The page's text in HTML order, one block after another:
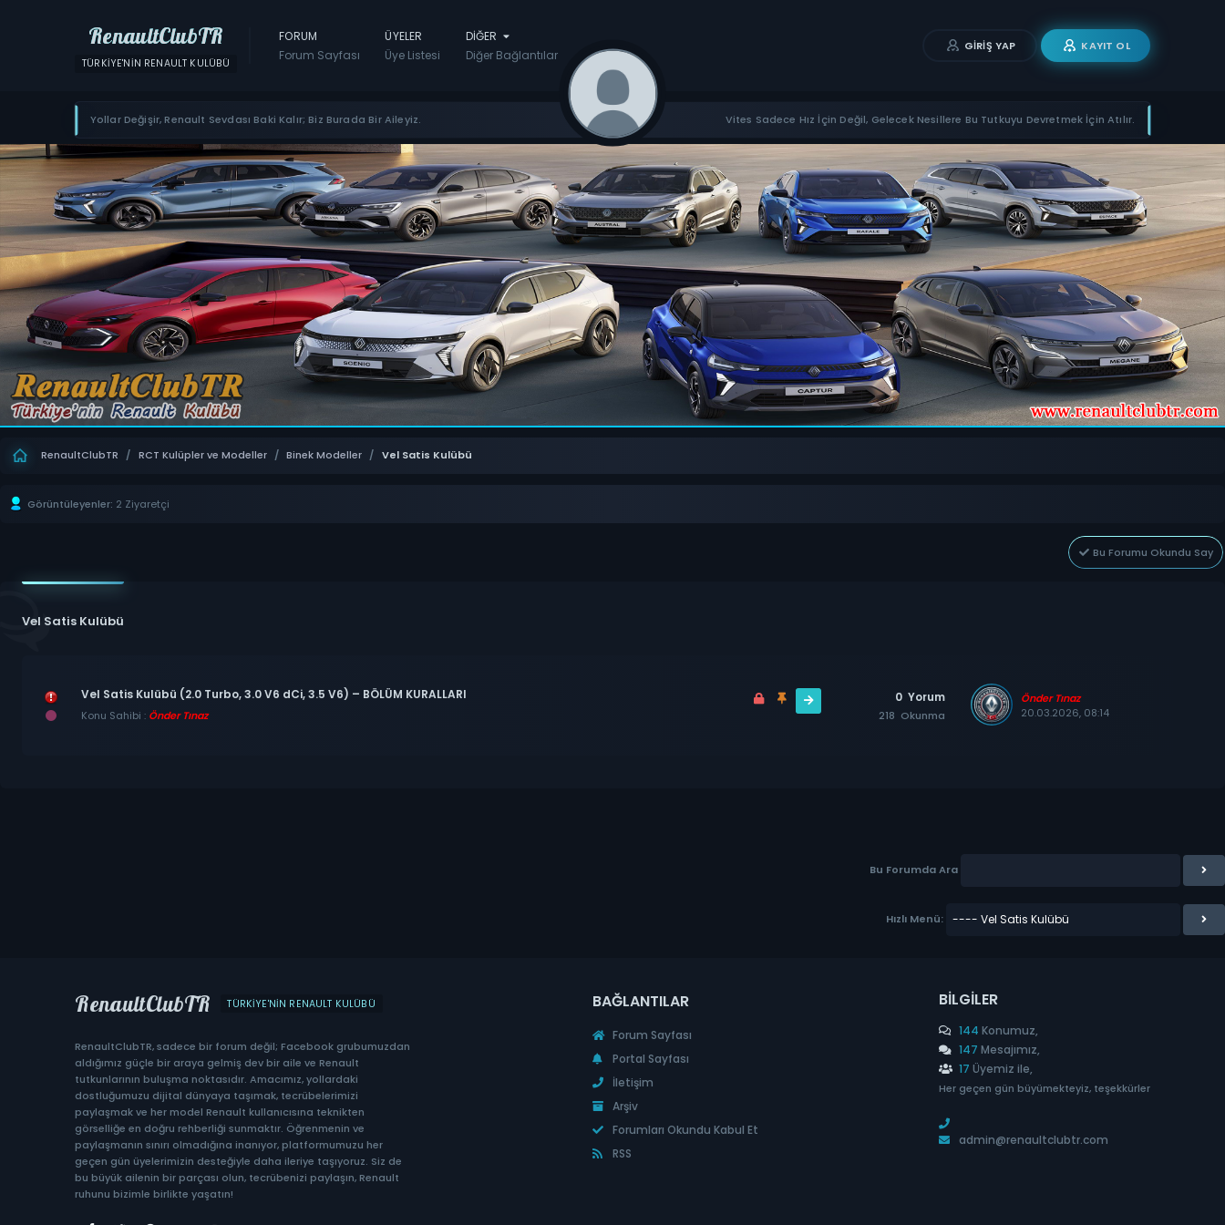
RenaultClubTR
TÜRKIYE'NIN RENAULT KULÜBÜ
FORUM
Forum Sayfası
ÜYELER
Üye Listesi
DIĞER
Diğer Bağlantılar
GIRIŞ YAP KAYIT OL
Yollar Değişir, Renault Sevdası Baki Kalır; Biz Burada Bir Aileyiz. Vites Sadece Hız İçin Değil, Gelecek Nesillere Bu Tutkuyu Devretmek İçin Atılır.
RenaultClubTR / RCT Kulüpler ve Modeller / Binek Modeller / Vel Satis Kulübü
Görüntüleyenler: 2 Ziyaretçi
Bu Forumu Okundu Say
Vel Satis Kulübü
Vel Satis Kulübü (2.0 Turbo, 3.0 V6 dCi, 3.5 V6) – BÖLÜM KURALLARI
Konu Sahibi : Önder Tınaz
0 Yorum
218 Okunma
Önder Tınaz
20.03.2026, 08:14
Bu Forumda Ara
Hızlı Menü:
RenaultClubTR TÜRKIYE'NIN RENAULT KULÜBÜ
RenaultClubTR, sadece bir forum değil; Facebook grubumuzdan
aldığımız güçle bir araya gelmiş dev bir aile ve Renault
tutkunlarının buluşma noktasıdır. Amacımız, yollardaki
dostluğumuzu dijital dünyaya taşımak, tecrübelerimizi
paylaşmak ve her model Renault kullanıcısına teknikten
görselliğe en doğru rehberliği sunmaktır. Öğrenmenin ve
paylaşmanın sınırı olmadığına inanıyor, platformumuzu her
geçen gün üyelerimizin desteğiyle daha ileriye taşıyoruz. Siz de
bu büyük ailenin bir parçası olun, tecrübenizi paylaşın, Renault
ruhunu bizimle birlikte yaşatın!
BAĞLANTILAR
Forum Sayfası
Portal Sayfası
İletişim
Arşiv
Forumları Okundu Kabul Et
RSS
BILGILER
144 Konumuz,
147 Mesajımız,
17 Üyemiz ile,
Her geçen gün büyümekteyiz, teşekkürler
admin@renaultclubtr.com